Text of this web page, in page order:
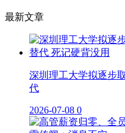
最新文章
深圳理工大学拟逐步
代
2026-07-08 0